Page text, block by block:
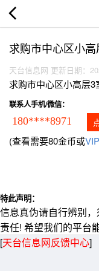
求购市中心区小
天台信息网 更新日期：
求购市中心区小高层3
联系人手机/微信：
180****8971
(查看需要80金币或
特此声明：
信息真伪请自行辨别
责任! 希望我们的平台
[天台信息网反馈中心]